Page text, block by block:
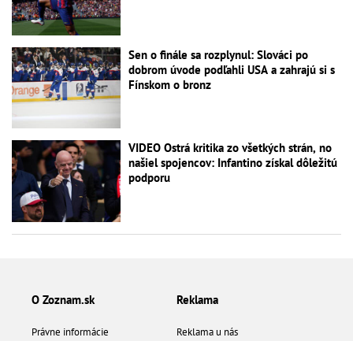
Sen o finále sa rozplynul: Slováci po
dobrom úvode podľahli USA a zahrajú si s
Fínskom o bronz
VIDEO Ostrá kritika zo všetkých strán, no
našiel spojencov: Infantino získal dôležitú
podporu
O Zoznam.sk
Právne informácie
Reklama
Reklama u nás